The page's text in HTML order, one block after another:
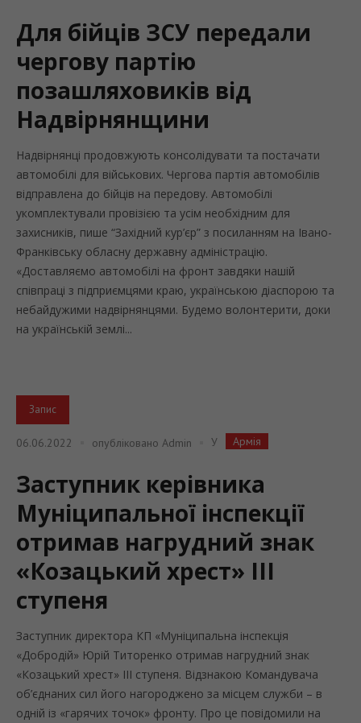
Для бійців ЗСУ передали
чергову партію
позашляховиків від
Надвірнянщини
Надвірнянці продовжують консолідувати та постачати
автомобілі для військових. Чергова партія автомобілів
відправлена до бійців на передову. Автомобілі
укомплектували провізією та усім необхідним для
захисників, пише “Західний кур’єр” з посиланням на Івано-
Франківську обласну державну адміністрацію.
«Доставляємо автомобілі на фронт завдяки нашій
співпраці з підприємцями краю, українською діаспорою та
небайдужими надвірнянцями. Будемо волонтерити, доки
на українській землі...
Запис
06.06.2022 опубліковано Admin У Армія
Заступник керівника
Муніципальної інспекції
отримав нагрудний знак
«Козацький хрест» ІІІ
ступеня
Заступник директора КП «Муніципальна інспекція
«Добродій» Юрій Титоренко отримав нагрудний знак
«Козацький хрест» ІІІ ступеня. Відзнакою Командувача
об’єднаних сил його нагороджено за місцем служби – в
одній із «гарячих точок» фронту. Про це повідомили на